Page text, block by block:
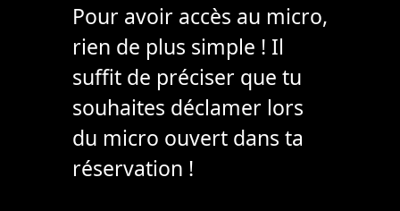
Pour avoir accès au micro,
rien de plus simple ! Il
suffit de préciser que tu
souhaites déclamer lors
du micro ouvert dans ta
réservation !